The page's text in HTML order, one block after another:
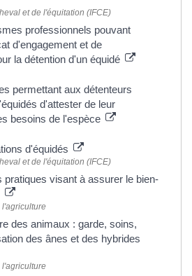
et de l'équitation (IFCE)
professionnels pouvant
d'engagement et de
la détention d'un équidé
permettant aux détenteurs
d'attester de leur
besoins de l'espèce
d'équidés
et de l'équitation (IFCE)
pratiques visant à assurer le bien-
l'agriculture
des animaux : garde, soins,
des ânes et des hybrides
l'agriculture